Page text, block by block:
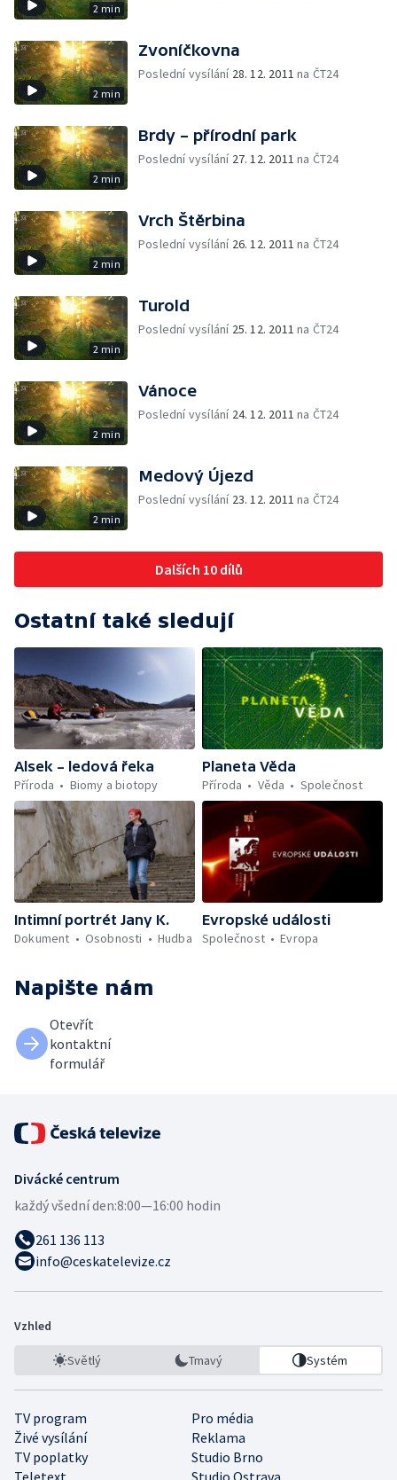
2 min
2 min
Zvoníčkovna
Poslední vysílání 28. 12. 2011 na ČT24
2 min
Brdy – přírodní park
Poslední vysílání 27. 12. 2011 na ČT24
2 min
Vrch Štěrbina
Poslední vysílání 26. 12. 2011 na ČT24
2 min
Turold
Poslední vysílání 25. 12. 2011 na ČT24
2 min
Vánoce
Poslední vysílání 24. 12. 2011 na ČT24
2 min
Medový Újezd
Poslední vysílání 23. 12. 2011 na ČT24
Dalších 10 dílů
Ostatní také sledují
Alsek – ledová řeka
Příroda
Biomy a biotopy
Planeta Věda
Příroda
Věda Společnost
Intimní portrét Jany K.
Dokument
Osobnosti Hudba
Evropské události
Společnost
Evropa
Napište nám
Otevřít
kontaktní
formulář
Divácké centrum
každý všední den:8:00—16:00 hodin
261 136 113
info@ceskatelevize.cz
Vzhled
Světlý Tmavý Systém
TV program
Pro média
Živé vysílání
Reklama
TV poplatky
Studio Brno
Teletext
Studio Ostrava